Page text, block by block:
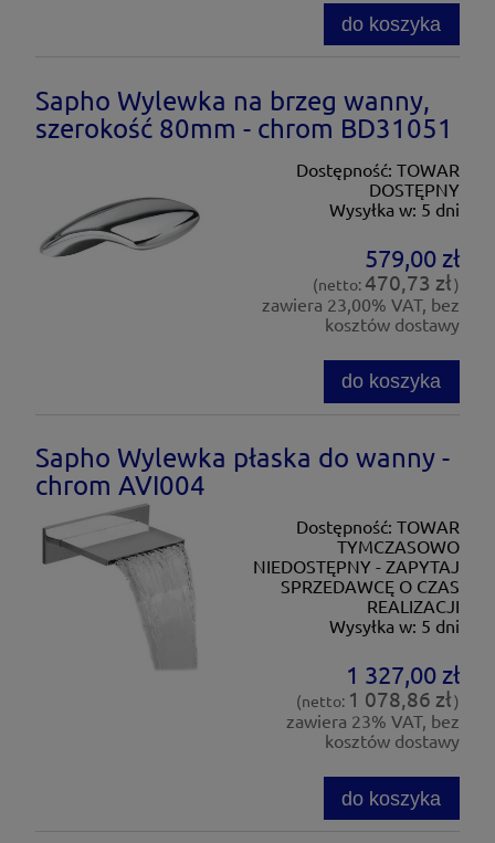
do koszyka
Sapho Wylewka na brzeg wanny,
szerokość 80mm - chrom BD31051
Dostępność: TOWAR
DOSTĘPNY
Wysyłka w: 5 dni
579,00 zł
(netto: 470,73 zł)
zawiera 23,00% VAT, bez
kosztów dostawy
do koszyka
Sapho Wylewka płaska do wanny -
chrom AVI004
Dostępność: TOWAR
TYMCZASOWO
NIEDOSTĘPNY - ZAPYTAJ
SPRZEDAWCĘ O CZAS
REALIZACJI
Wysyłka w: 5 dni
1 327,00 zł
(netto: 1 078,86 zł)
zawiera 23% VAT, bez
kosztów dostawy
do koszyka